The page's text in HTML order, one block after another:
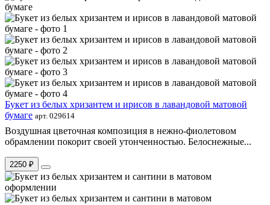
Букет из белых хризантем и ирисов в лавандовой матовой
бумаге арт. 029614
Воздушная цветочная композиция в нежно-фиолетовом
обрамлении покорит своей утонченностью. Белоснежные...
2250 ₽